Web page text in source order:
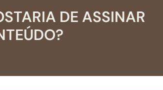
DE ASSINAR